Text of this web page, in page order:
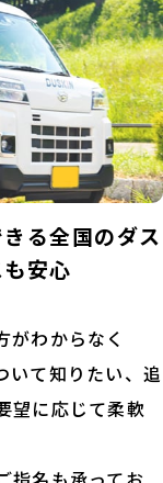
る全国のダス
安心
がわからなく
いて知りたい、追
望に応じて柔軟